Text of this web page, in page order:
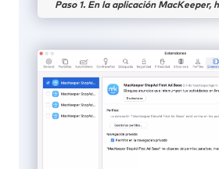
Paso 1. En la aplicación MacKeeper,